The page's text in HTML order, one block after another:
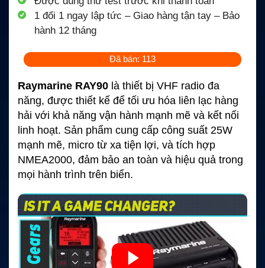
1 đổi 1 ngay lập tức – Giao hàng tận tay – Bảo
hành 12 tháng
Đã bán: 113
Raymarine RAY90 là thiết bị VHF radio đa
năng, được thiết kế để tối ưu hóa liên lạc hàng
hải với khả năng vận hành mạnh mẽ và kết nối
linh hoạt. Sản phẩm cung cấp công suất 25W
mạnh mẽ, micro từ xa tiện lợi, và tích hợp
NMEA2000, đảm bảo an toàn và hiệu quả trong
mọi hành trình trên biển.